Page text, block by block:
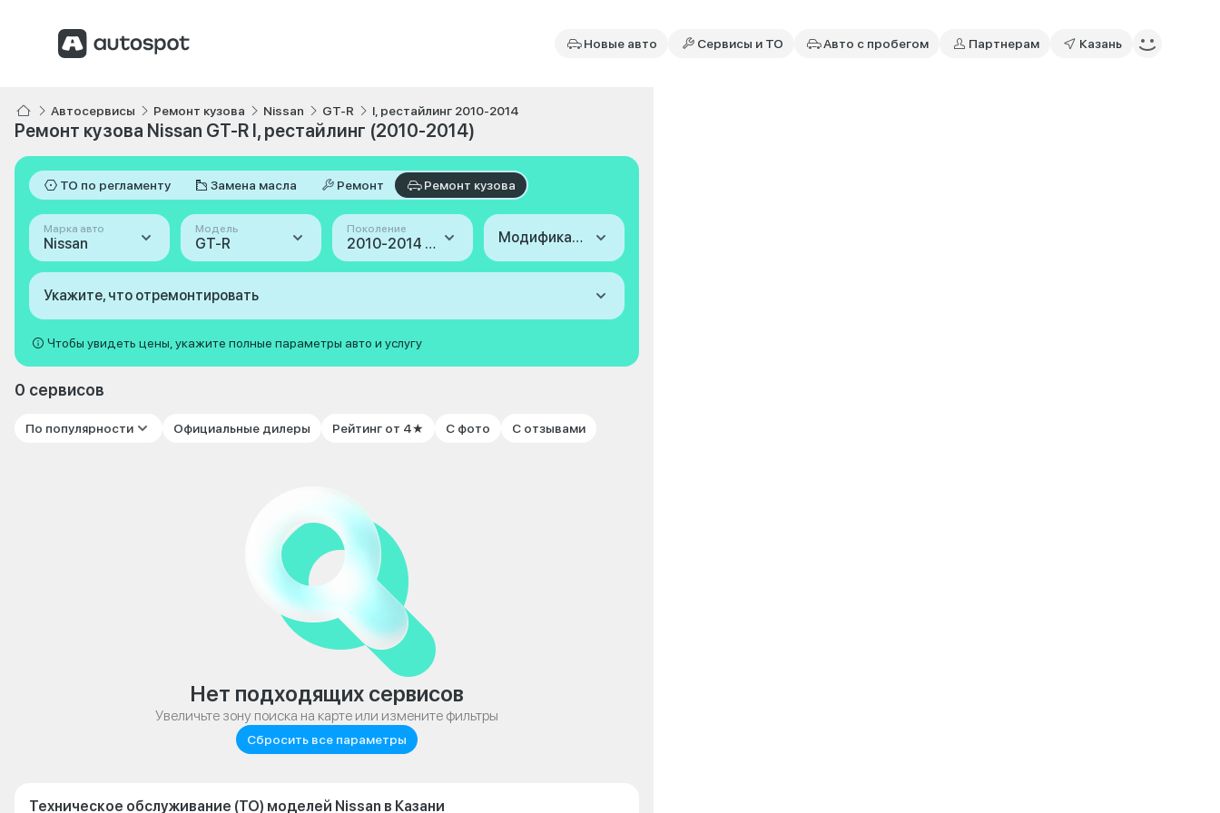
Новые авто Сервисы и ТО Авто с пробегом Партнерам Казань
Автосервисы Ремонт кузова Nissan GT-R I, рестайлинг 2010-2014
Ремонт кузова Nissan GT-R I, рестайлинг (2010-2014)
ТО по регламенту Замена масла Ремонт Ремонт кузова
Марка авто
Nissan
Модель
GT-R
Поколение
2010-2014 (I, рестайлинг) Модификация
Укажите, что отремонтировать
Чтобы увидеть цены, укажите полные параметры авто и услугу
0 сервисов
По популярности Официальные дилеры Рейтинг от 4★ С фото С отзывами
Нет подходящих сервисов
Увеличьте зону поиска на карте или измените фильтры
Сбросить все параметры
Техническое обслуживание (ТО) моделей Nissan в Казани